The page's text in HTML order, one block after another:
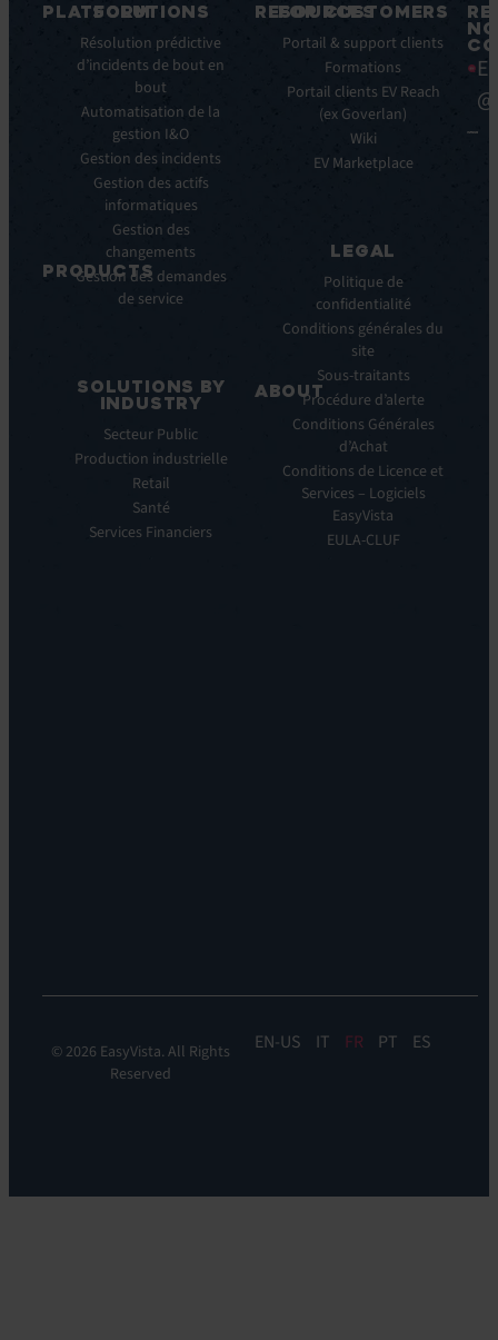
PLATFORM
Fonctionnalités
clés
clés
Intégrations
Pulse
PRODUCTS
Monitoring:
Observe
Automations:
Orchestrate
SOLUTIONS
Résolution prédictive
d’incidents de bout en
bout
Automatisation de la
gestion I&O
Gestion des incidents
Gestion des actifs
informatiques
Gestion des
changements
Gestion des demandes
de service
SOLUTIONS BY
INDUSTRY
Secteur Public
Production industrielle
Retail
Santé
Services Financiers
RESOURCES
Blog
Livres
Infographies
Brochures
Communiqués
presse
ABOUT
Qui
sommes
Notre
FOR CUSTOMERS
Portail & support clients
Formations
Portail clients EV Reach
(ex Goverlan)
Wiki
EV Marketplace
LEGAL
Politique de
confidentialité
Conditions générales du
site
Sous-traitants
Procédure d’alerte
Conditions Générales
d’Achat
Conditions de Licence et
Services – Logiciels
EasyVista
EULA-CLUF
© 2026 EasyVista. All Rights
Reserved
EN IT FR PT ES